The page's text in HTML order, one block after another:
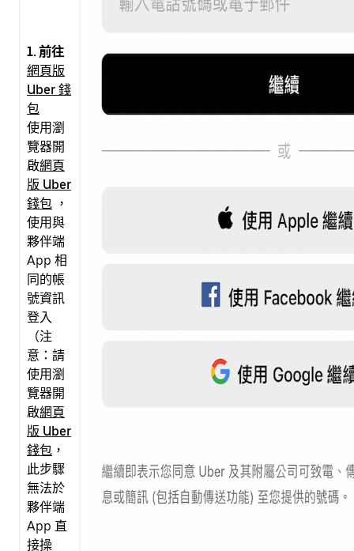
1. 前往
網頁版
Uber 錢
包
使用瀏
覽器開
啟網頁
版 Uber
錢包 ，
使用與
夥伴端
App 相
同的帳
號資訊
登入
（注
意：請
使用瀏
覽器開
啟網頁
版 Uber
錢包 ，
此步驟
無法於
夥伴端
App 直
接操